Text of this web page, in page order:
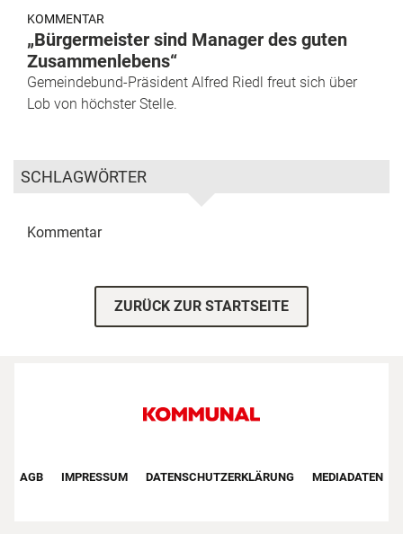
KOMMENTAR
„Bürgermeister sind Manager des guten
Zusammenlebens“
Gemeindebund-Präsident Alfred Riedl freut sich über
Lob von höchster Stelle.
SCHLAGWÖRTER
Kommentar
ZURÜCK ZUR STARTSEITE
Footer First Navigation
AGB IMPRESSUM DATENSCHUTZERKLÄRUNG MEDIADATEN